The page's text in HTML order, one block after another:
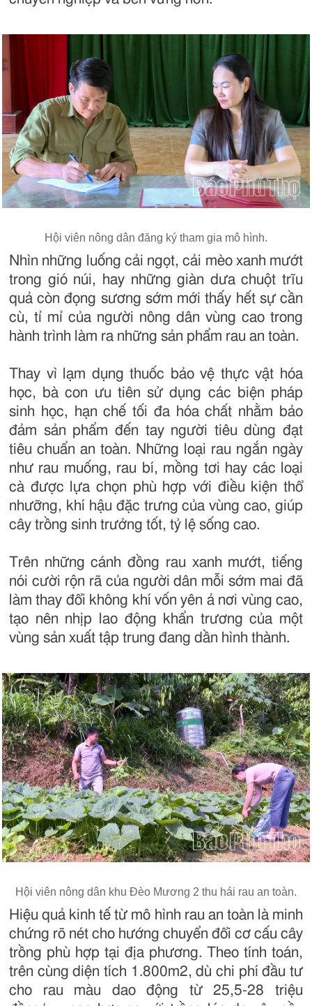
Hội viên nông dân đăng ký tham gia mô hình.
Nhìn những luống cải ngọt, cải mèo xanh mướt
trong gió núi, hay những giàn dưa chuột trĩu
quả còn đọng sương sớm mới thấy hết sự cần
cù, tỉ mỉ của người nông dân vùng cao trong
hành trình làm ra những sản phẩm rau an toàn.
Thay vì lạm dụng thuốc bảo vệ thực vật hóa
học, bà con ưu tiên sử dụng các biện pháp
sinh học, hạn chế tối đa hóa chất nhằm bảo
đảm sản phẩm đến tay người tiêu dùng đạt
tiêu chuẩn an toàn. Những loại rau ngắn ngày
như rau muống, rau bí, mồng tơi hay các loại
cà được lựa chọn phù hợp với điều kiện thổ
nhưỡng, khí hậu đặc trưng của vùng cao, giúp
cây trồng sinh trưởng tốt, tỷ lệ sống cao.
Trên những cánh đồng rau xanh mướt, tiếng
nói cười rộn rã của người dân mỗi sớm mai đã
làm thay đổi không khí vốn yên ả nơi vùng cao,
tạo nên nhịp lao động khẩn trương của một
vùng sản xuất tập trung đang dần hình thành.
Hội viên nông dân khu Đèo Mương 2 thu hái rau an toàn.
Hiệu quả kinh tế từ mô hình rau an toàn là minh
chứng rõ nét cho hướng chuyển đổi cơ cấu cây
trồng phù hợp tại địa phương. Theo tính toán,
trên cùng diện tích 1.800m2, dù chi phí đầu tư
cho rau màu dao động từ 25,5-28 triệu